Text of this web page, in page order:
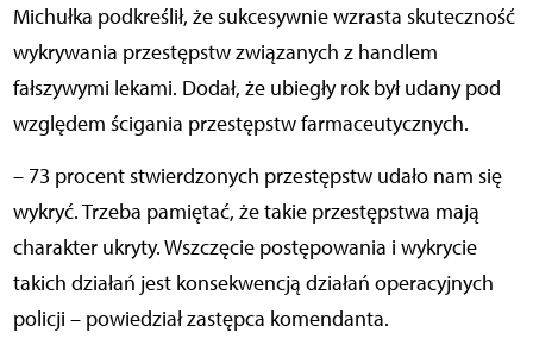
Michułka podkreślił, że sukcesywnie wzrasta skuteczność
wykrywania przestępstw związanych z handlem
fałszywymi lekami. Dodał, że ubiegły rok był udany pod
względem ścigania przestępstw farmaceutycznych.
– 73 procent stwierdzonych przestępstw udało nam się
wykryć. Trzeba pamiętać, że takie przestępstwa mają
charakter ukryty. Wszczęcie postępowania i wykrycie
takich działań jest konsekwencją działań operacyjnych
policji – powiedział zastępca komendanta.